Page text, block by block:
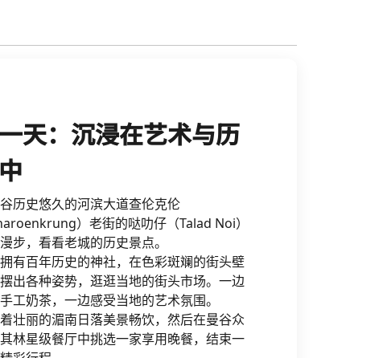
天：沉浸在艺术与历
历史悠久的河滨大道查伦克伦
）老街的哒叻仔（Talad Noi）
步，看看老城的历史景点。​
有百年历史的神社，在色彩斑斓的街头壁
出各种姿势，逛逛当地的街头市场。一边
工奶茶，一边感受当地的艺术氛围。​
壮丽的湄南日落美景畅饮，然后在曼谷众
林星级餐厅中挑选一家享用晚餐，结束一